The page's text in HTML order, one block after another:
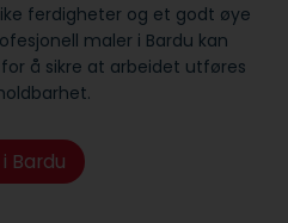
ferdigheter og et godt øye
maler i Bardu kan
å sikre at arbeidet utføres
Bardu